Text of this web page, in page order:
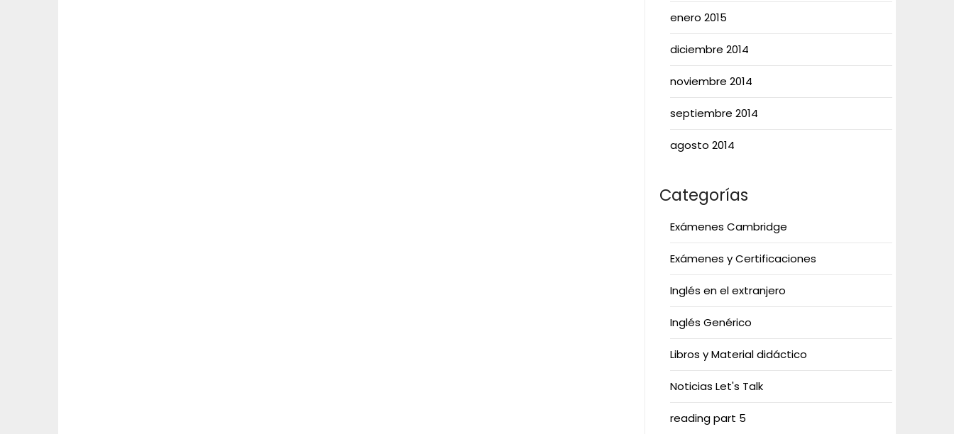
enero 2015
diciembre 2014
noviembre 2014
septiembre 2014
agosto 2014
Categorías
Exámenes Cambridge
Exámenes y Certificaciones
Inglés en el extranjero
Inglés Genérico
Libros y Material didáctico
Noticias Let's Talk
reading part 5